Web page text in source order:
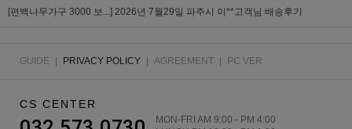
[편백나무가구 3000 보...] 2026년 7월29일 파주시 이**고객님 배송후기
GUIDE PRIVACY POLICY AGREEMENT PC VER
CS CENTER
MON-FRI AM 9:00 - PM 4:00